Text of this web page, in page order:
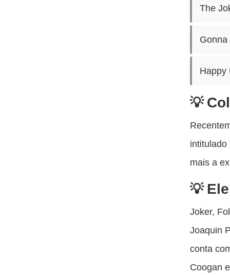
The
Gonna
Happy
intitulado
mais a
Joker,
Joaquin
conta
Coogan